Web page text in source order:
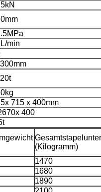
min
715 x 400mm
400
(Kilogramm)
1470
1680
1890